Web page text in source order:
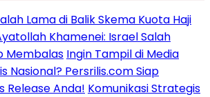
Lama di Balik Skema Kuota Haji
Khamenei: Israel Salah
Membalas Ingin Tampil di Media
Nasional? Persrilis.com Siap
Release Anda! Komunikasi Strategis